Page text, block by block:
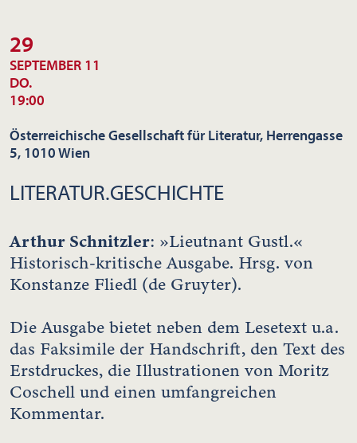
29
SEPTEMBER 11
DO.
19:00
Österreichische Gesellschaft für Literatur, Herrengasse
5, 1010 Wien
LITERATUR.GESCHICHTE
Arthur Schnitzler: »Lieutnant Gustl.«
Historisch-kritische Ausgabe. Hrsg. von
Konstanze Fliedl (de Gruyter).
Die Ausgabe bietet neben dem Lesetext u.a.
das Faksimile der Handschrift, den Text des
Erstdruckes, die Illustrationen von Moritz
Coschell und einen umfangreichen
Kommentar.